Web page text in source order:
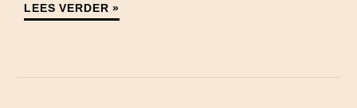
LEES VERDER »